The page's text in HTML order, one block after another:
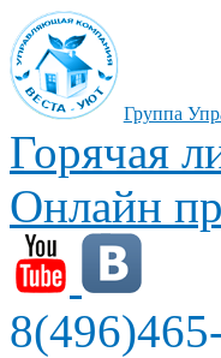
Группа
Горячая
Онлайн